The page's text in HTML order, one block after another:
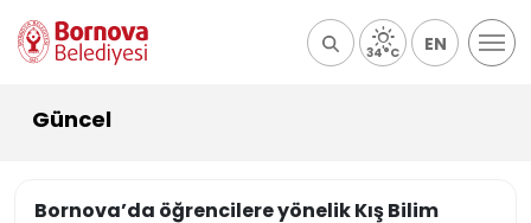
34°C EN
Güncel
Bornova’da öğrencilere yönelik Kış Bilim